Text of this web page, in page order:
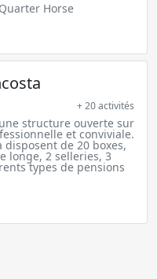
Horse
+ 20 activités
structure ouverte sur
et conviviale.
disposent de 20 boxes,
longe, 2 selleries, 3
types de pensions